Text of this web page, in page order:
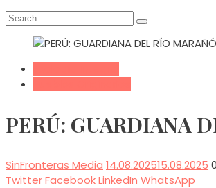
Search
PERÚ: GUARDIANA
SinFronteras Media 14.08.202515.08.2025 0
TwitterFacebookLinkedIn WhatsApp